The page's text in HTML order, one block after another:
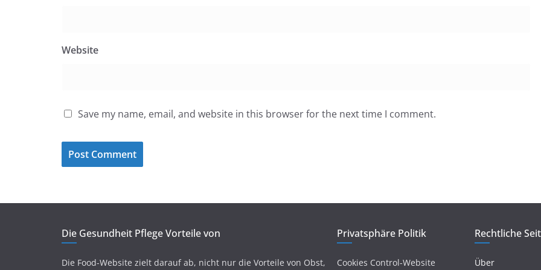
Website
Save my name, email, and website in this browser for the next time I comment.
Die Gesundheit Pflege Vorteile von
Die Food-Website zielt darauf ab, nicht nur die Vorteile von Obst,
Privatsphäre Politik
Cookies Control-Website
Rechtliche
Über